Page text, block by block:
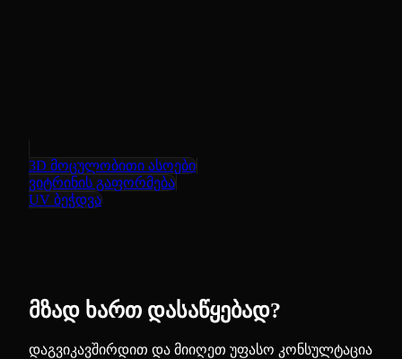
3D მოცულობითი ასოები
ვიტრინის გაფორმება
UV ბეჭდვა
მზად ხართ დასაწყებად?
დაგვიკავშირდით და მიიღეთ უფასო კონსულტაცია